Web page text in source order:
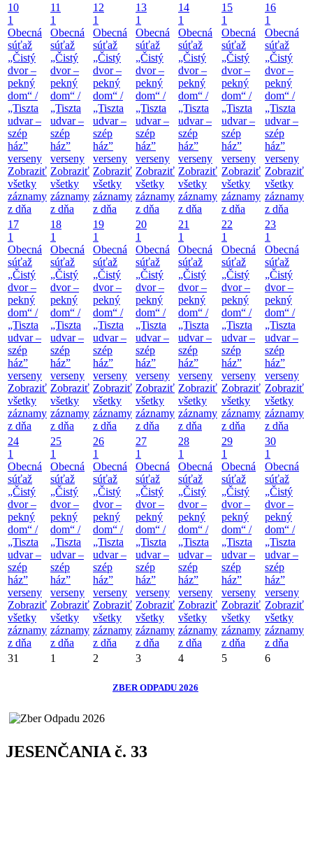
10
1
Obecná
súťaž
„Čistý
dvor –
pekný
dom“ /
„Tiszta
udvar –
szép
ház”
verseny
Zobraziť
všetky
záznamy
z dňa
11
1
Obecná
súťaž
„Čistý
dvor –
pekný
dom“ /
„Tiszta
udvar –
szép
ház”
verseny
Zobraziť
všetky
záznamy
z dňa
12
1
Obecná
súťaž
„Čistý
dvor –
pekný
dom“ /
„Tiszta
udvar –
szép
ház”
verseny
Zobraziť
všetky
záznamy
z dňa
13
1
Obecná
súťaž
„Čistý
dvor –
pekný
dom“ /
„Tiszta
udvar –
szép
ház”
verseny
Zobraziť
všetky
záznamy
z dňa
14
1
Obecná
súťaž
„Čistý
dvor –
pekný
dom“ /
„Tiszta
udvar –
szép
ház”
verseny
Zobraziť
všetky
záznamy
z dňa
15
1
Obecná
súťaž
„Čistý
dvor –
pekný
dom“ /
„Tiszta
udvar –
szép
ház”
verseny
Zobraziť
všetky
záznamy
z dňa
16
1
Obecná
súťaž
„Čistý
dvor –
pekný
dom“ /
„Tiszta
udvar –
szép
ház”
verseny
Zobraziť
všetky
záznamy
z dňa
17
1
Obecná
súťaž
„Čistý
dvor –
pekný
dom“ /
„Tiszta
udvar –
szép
ház”
verseny
Zobraziť
všetky
záznamy
z dňa
18
1
Obecná
súťaž
„Čistý
dvor –
pekný
dom“ /
„Tiszta
udvar –
szép
ház”
verseny
Zobraziť
všetky
záznamy
z dňa
19
1
Obecná
súťaž
„Čistý
dvor –
pekný
dom“ /
„Tiszta
udvar –
szép
ház”
verseny
Zobraziť
všetky
záznamy
z dňa
20
1
Obecná
súťaž
„Čistý
dvor –
pekný
dom“ /
„Tiszta
udvar –
szép
ház”
verseny
Zobraziť
všetky
záznamy
z dňa
21
1
Obecná
súťaž
„Čistý
dvor –
pekný
dom“ /
„Tiszta
udvar –
szép
ház”
verseny
Zobraziť
všetky
záznamy
z dňa
22
1
Obecná
súťaž
„Čistý
dvor –
pekný
dom“ /
„Tiszta
udvar –
szép
ház”
verseny
Zobraziť
všetky
záznamy
z dňa
23
1
Obecná
súťaž
„Čistý
dvor –
pekný
dom“ /
„Tiszta
udvar –
szép
ház”
verseny
Zobraziť
všetky
záznamy
z dňa
24
1
Obecná
súťaž
„Čistý
dvor –
pekný
dom“ /
„Tiszta
udvar –
szép
ház”
verseny
Zobraziť
všetky
záznamy
z dňa
25
1
Obecná
súťaž
„Čistý
dvor –
pekný
dom“ /
„Tiszta
udvar –
szép
ház”
verseny
Zobraziť
všetky
záznamy
z dňa
26
1
Obecná
súťaž
„Čistý
dvor –
pekný
dom“ /
„Tiszta
udvar –
szép
ház”
verseny
Zobraziť
všetky
záznamy
z dňa
27
1
Obecná
súťaž
„Čistý
dvor –
pekný
dom“ /
„Tiszta
udvar –
szép
ház”
verseny
Zobraziť
všetky
záznamy
z dňa
28
1
Obecná
súťaž
„Čistý
dvor –
pekný
dom“ /
„Tiszta
udvar –
szép
ház”
verseny
Zobraziť
všetky
záznamy
z dňa
29
1
Obecná
súťaž
„Čistý
dvor –
pekný
dom“ /
„Tiszta
udvar –
szép
ház”
verseny
Zobraziť
všetky
záznamy
z dňa
30
1
Obecná
súťaž
„Čistý
dvor –
pekný
dom“ /
„Tiszta
udvar –
szép
ház”
verseny
Zobraziť
všetky
záznamy
z dňa
31
1 2 3 4 5 6
ZBER ODPADU 2026
JESENČANIA č. 33